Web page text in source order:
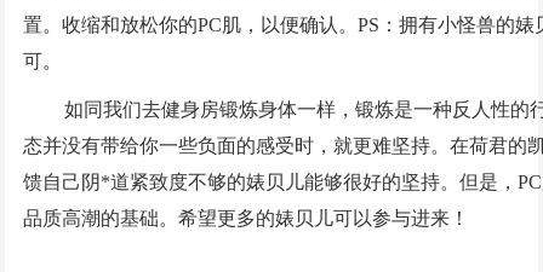
置。收缩和放松你的PC肌，以便确认。PS：拥有小怪兽的
可。
如同我们去健身房锻炼身体一样，锻炼是一种反人性的
态并没有带给你一些负面的感受时，就更难坚持。在荷君的
馈自己阴*道紧致度不够的婊贝儿能够很好的坚持。但是，
品质高潮的基础。希望更多的婊贝儿可以参与进来！